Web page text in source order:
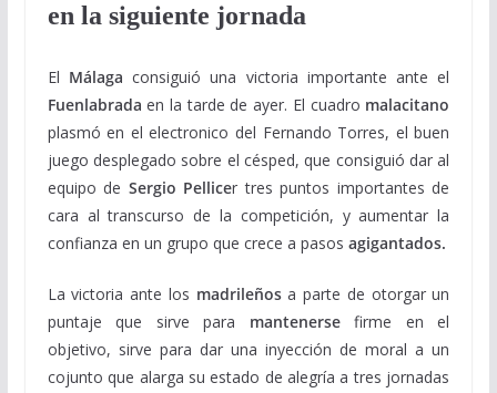
en la siguiente jornada
El Málaga consiguió una victoria importante ante el
Fuenlabrada en la tarde de ayer. El cuadro malacitano
plasmó en el electronico del Fernando Torres, el buen
juego desplegado sobre el césped, que consiguió dar al
equipo de Sergio Pellicer tres puntos importantes de
cara al transcurso de la competición, y aumentar la
confianza en un grupo que crece a pasos agigantados.
La victoria ante los madrileñosa parte de otorgar un
puntaje que sirve para mantenersefirme en el
objetivo, sirve para dar una inyección de moral a un
cojunto que alarga su estado de alegría a tres jornadas